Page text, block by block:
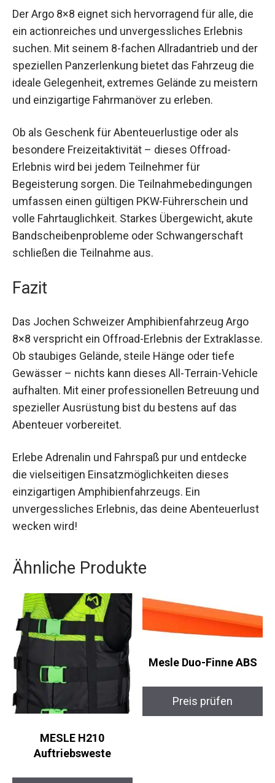
Der Argo 8×8 eignet sich hervorragend für alle, die
ein actionreiches und unvergessliches Erlebnis
suchen. Mit seinem 8-fachen Allradantrieb und der
speziellen Panzerlenkung bietet das Fahrzeug die
ideale Gelegenheit, extremes Gelände zu meistern
und einzigartige Fahrmanöver zu erleben.
Ob als Geschenk für Abenteuerlustige oder als
besondere Freizeitaktivität – dieses Offroad-
Erlebnis wird bei jedem Teilnehmer für
Begeisterung sorgen. Die Teilnahmebedingungen
umfassen einen gültigen PKW-Führerschein und
volle Fahrtauglichkeit. Starkes Übergewicht, akute
Bandscheibenprobleme oder Schwangerschaft
schließen die Teilnahme aus.
Fazit
Das Jochen Schweizer Amphibienfahrzeug Argo
8×8 verspricht ein Offroad-Erlebnis der Extraklasse.
Ob staubiges Gelände, steile Hänge oder tiefe
Gewässer – nichts kann dieses All-Terrain-Vehicle
aufhalten. Mit einer professionellen Betreuung und
spezieller Ausrüstung bist du bestens auf das
Abenteuer vorbereitet.
Erlebe Adrenalin und Fahrspaß pur und entdecke
die vielseitigen Einsatzmöglichkeiten dieses
einzigartigen Amphibienfahrzeugs. Ein
unvergessliches Erlebnis, das deine Abenteuerlust
wecken wird!
Ähnliche Produkte
MESLE H210
Auftriebsweste
Mesle Duo-Finne ABS
Preis prüfen